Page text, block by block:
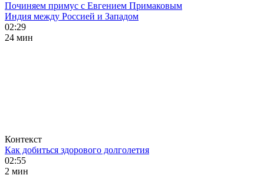
Починяем примус с Евгением Примаковым
Индия между Россией и Западом
02:29
24 мин
Контекст
Как добиться здорового долголетия
02:55
2 мин